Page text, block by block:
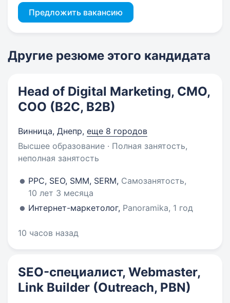
Предложить вакансию
Другие резюме этого кандидата
Head of Digital Marketing, CMO,
COO (B2C, B2B)
Винница, Днепр, еще 8 городов
Высшее образование · Полная занятость,
неполная занятость
PPC, SEO, SMM, SERM, Самозанятость,
10 лет 3 месяца
Интернет-маркетолог, Panoramika, 1 год
10 часов назад
SEO-специалист, Webmaster,
Link Builder (Outreach, PBN)